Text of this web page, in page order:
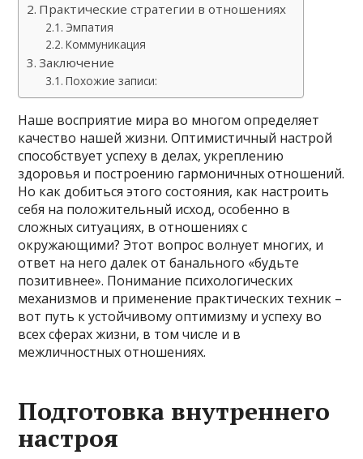
Практические стратегии в отношениях
Эмпатия
Коммуникация
Заключение
Похожие записи:
Наше восприятие мира во многом определяет
качество нашей жизни. Оптимистичный настрой
способствует успеху в делах, укреплению
здоровья и построению гармоничных отношений.
Но как добиться этого состояния, как настроить
себя на положительный исход, особенно в
сложных ситуациях, в отношениях с
окружающими? Этот вопрос волнует многих, и
ответ на него далек от банального «будьте
позитивнее». Понимание психологических
механизмов и применение практических техник –
вот путь к устойчивому оптимизму и успеху во
всех сферах жизни, в том числе и в
межличностных отношениях.
Подготовка внутреннего
настроя